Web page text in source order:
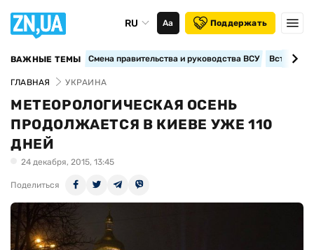
RU Аа Поддержать
ВАЖНЫЕ ТЕМЫ Смена правительства и руководства ВСУ
ГЛАВНАЯ УКРАИНА
МЕТЕОРОЛОГИЧЕСКАЯ ОСЕНЬ
ПРОДОЛЖАЕТСЯ В КИЕВЕ УЖЕ 110
ДНЕЙ
24 декабря, 2015, 13:45
Поделиться